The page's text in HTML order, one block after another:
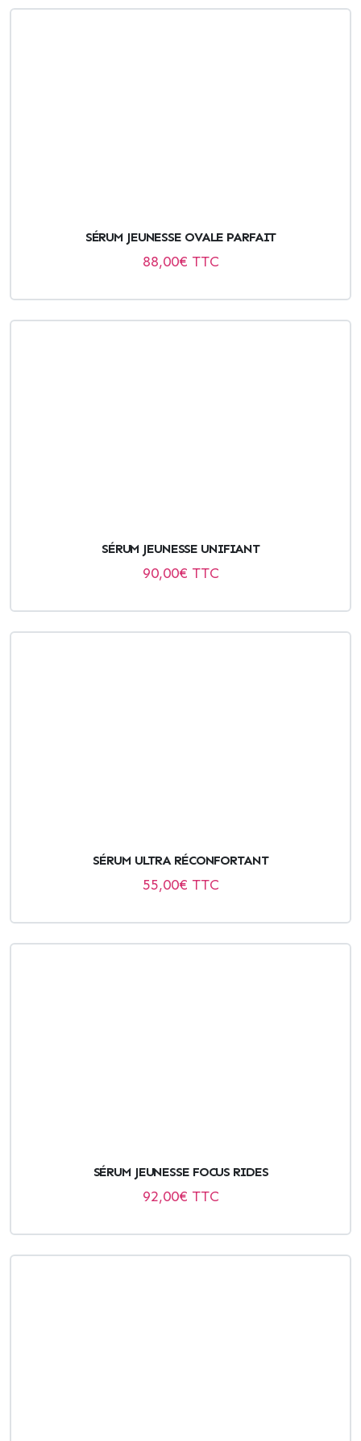
SÉRUM JEUNESSE OVALE PARFAIT
88,00€ TTC
SÉRUM JEUNESSE UNIFIANT
90,00€ TTC
SÉRUM ULTRA RÉCONFORTANT
55,00€ TTC
SÉRUM JEUNESSE FOCUS RIDES
92,00€ TTC